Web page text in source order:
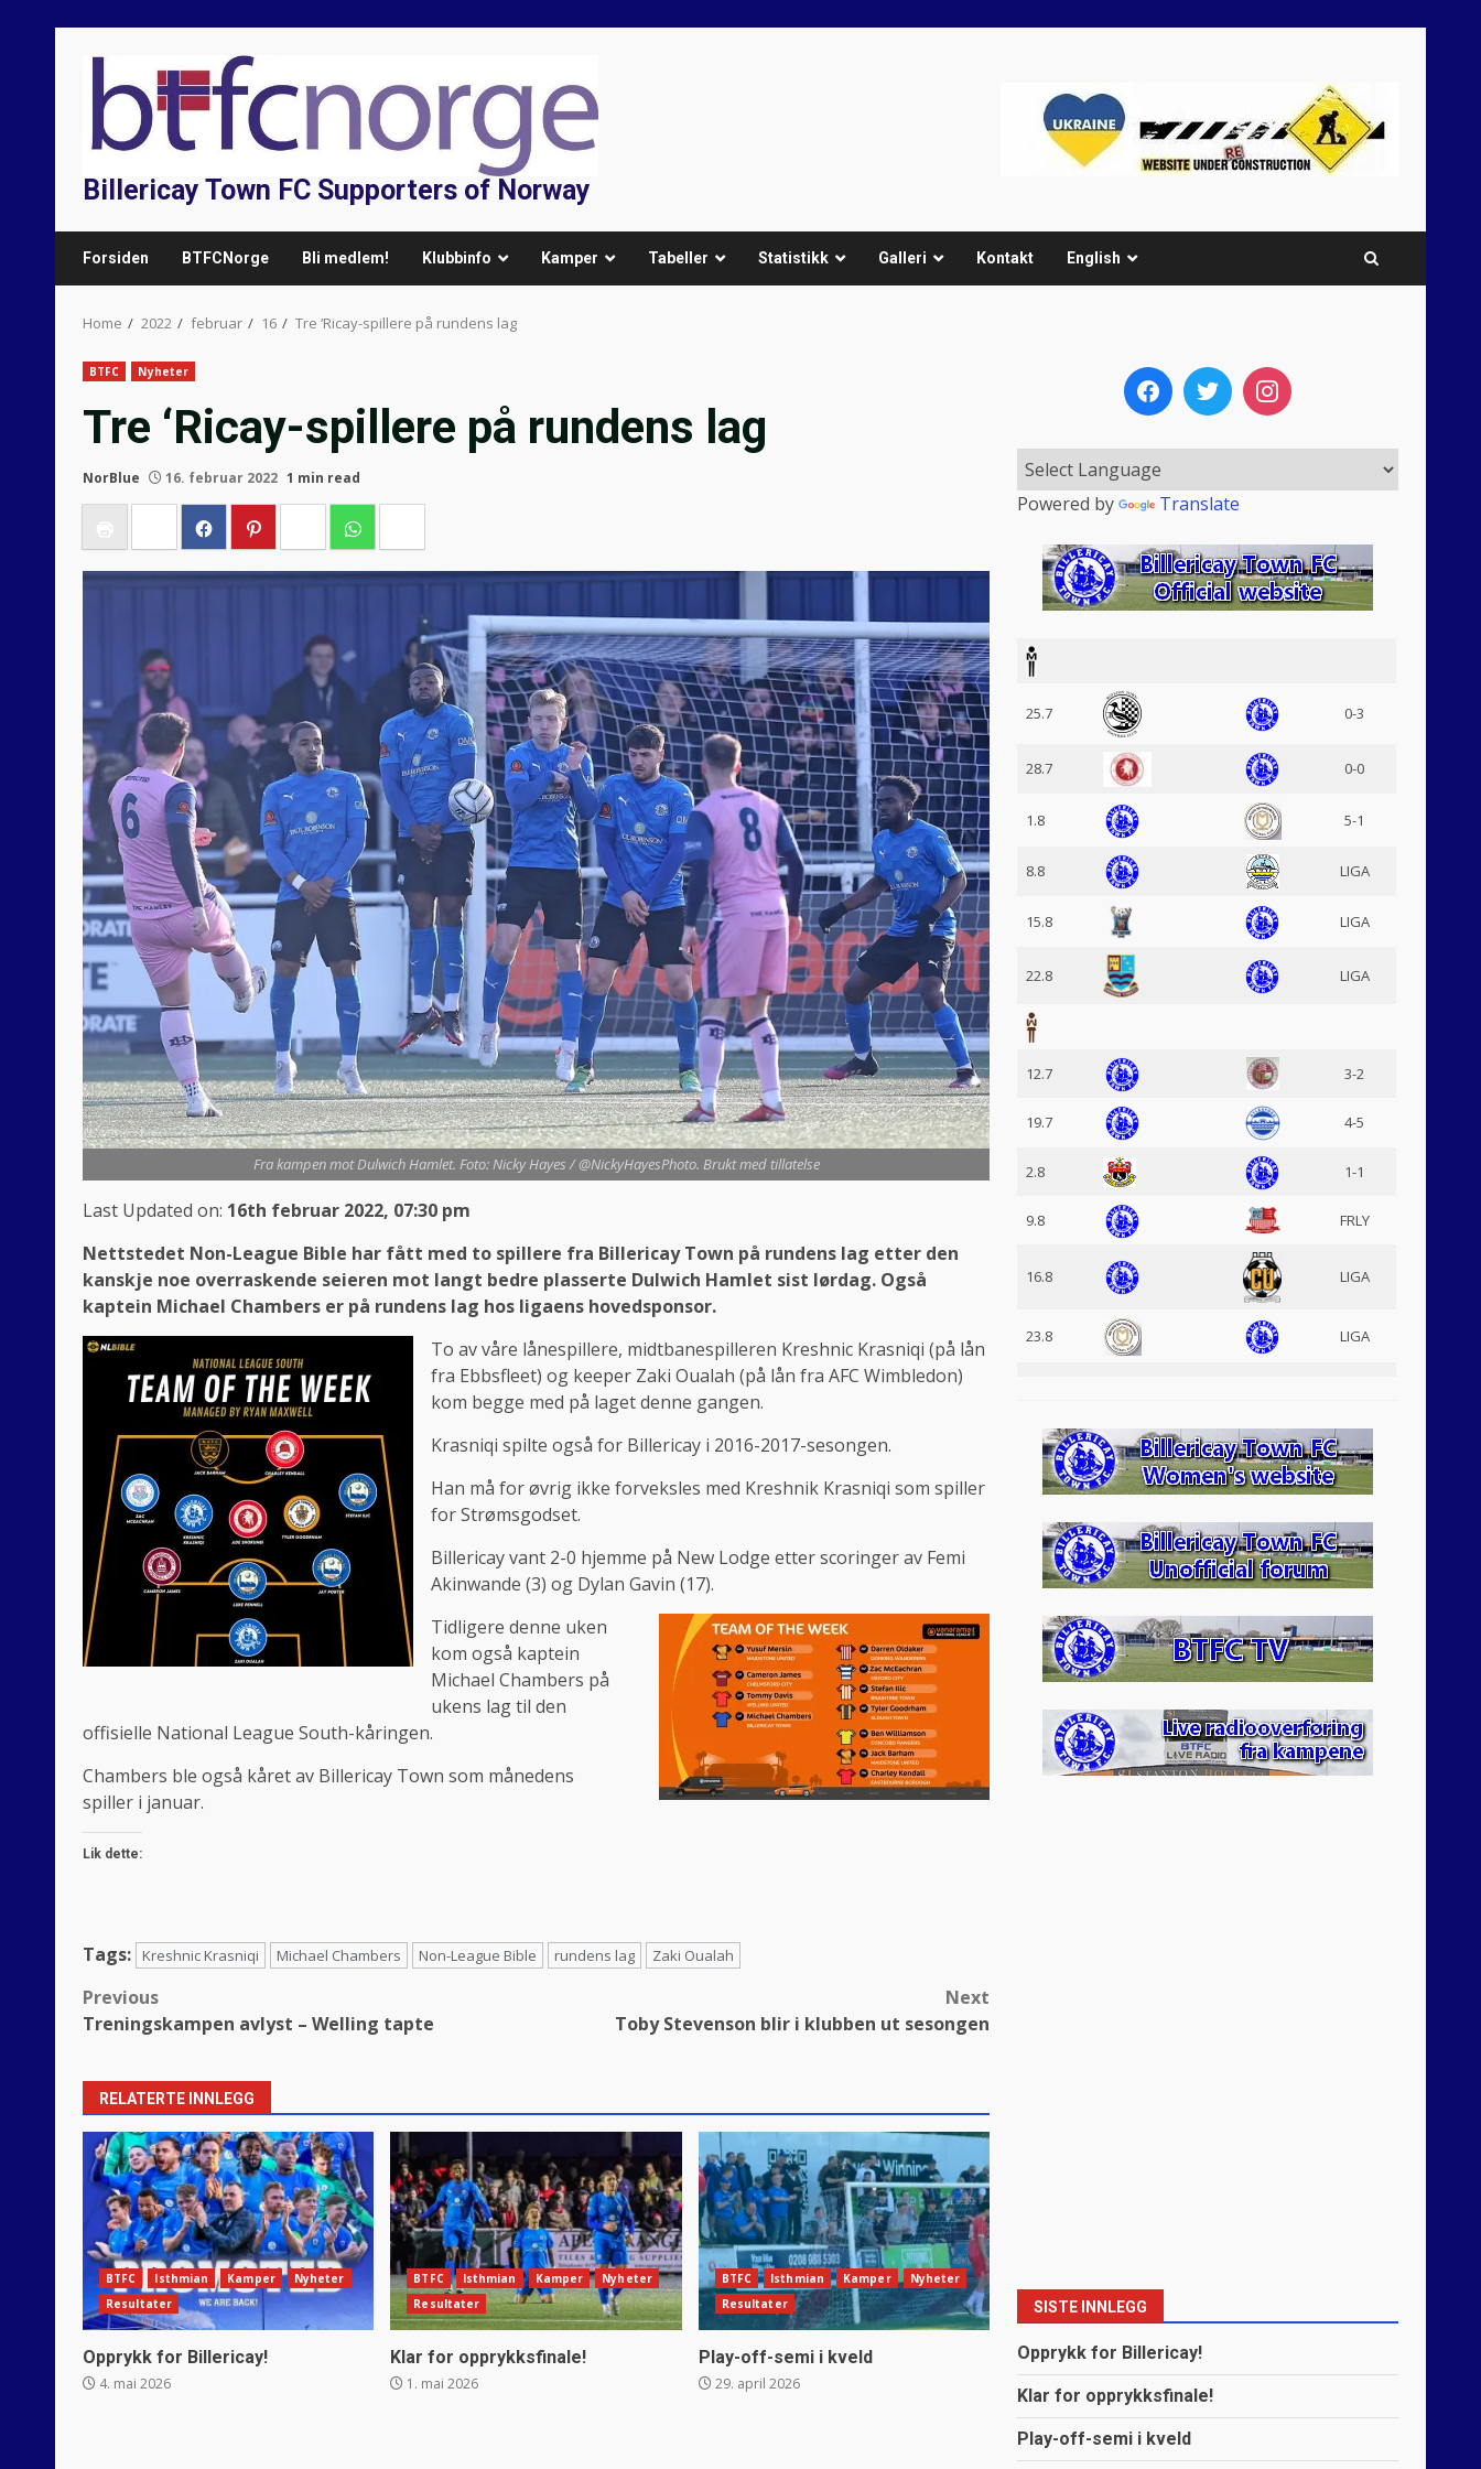
content
Billericay Town FC Supporters of Norway
Forsiden BTFCNorge Bli medlem! Klubbinfo Kamper Tabeller Statistikk Galleri Kontakt English
Home 2022 februar 16 Tre ‘Ricay-spillere på rundens lag
BTFC Nyheter
Tre ‘Ricay-spillere på rundens lag
NorBlue 16. februar 2022 1 min read
Fra kampen mot Dulwich Hamlet. Foto: Nicky Hayes / @NickyHayesPhoto. Brukt med tillatelse
Last Updated on: 16th februar 2022, 07:30 pm
Nettstedet Non-League Bible har fått med to spillere fra Billericay Town på rundens lag etter den
kanskje noe overraskende seieren mot langt bedre plasserte Dulwich Hamlet sist lørdag. Også
kaptein Michael Chambers er på rundens lag hos ligaens hovedsponsor.
To av våre lånespillere, midtbanespilleren Kreshnic Krasniqi (på lån
fra Ebbsfleet) og keeper Zaki Oualah (på lån fra AFC Wimbledon)
kom begge med på laget denne gangen.
Krasniqi spilte også for Billericay i 2016-2017-sesongen.
Han må for øvrig ikke forveksles med Kreshnik Krasniqi som spiller
for Strømsgodset.
Billericay vant 2-0 hjemme på New Lodge etter scoringer av Femi
Akinwande (3) og Dylan Gavin (17).
Tidligere denne uken
kom også kaptein
Michael Chambers på
ukens lag til den
offisielle National League South-kåringen.
Chambers ble også kåret av Billericay Town som månedens
spiller i januar.
Lik dette:
Tags: Kreshnic Krasniqi Michael Chambers Non-League Bible rundens lag Zaki Oualah
Post
navigation
Previous
Treningskampen avlyst – Welling tapte
Next
Toby Stevenson blir i klubben ut sesongen
RELATERTE INNLEGG
BTFC Isthmian Kamper
Nyheter
Resultater
Opprykk for Billericay!
4. mai 2026
BTFC Isthmian Kamper
Nyheter
Resultater
Klar for opprykksfinale!
1. mai 2026
BTFC Isthmian Kamper
Nyheter
Resultater
Play-off-semi i kveld
29. april 2026
Powered by Translate
25.7 0-3
28.7 0-0
1.8 5-1
8.8 LIGA
15.8 LIGA
22.8 LIGA
12.7 3-2
19.7 4-5
2.8 1-1
9.8 FRLY
16.8 LIGA
23.8 LIGA
SISTE INNLEGG
Opprykk for Billericay!
Klar for opprykksfinale!
Play-off-semi i kveld